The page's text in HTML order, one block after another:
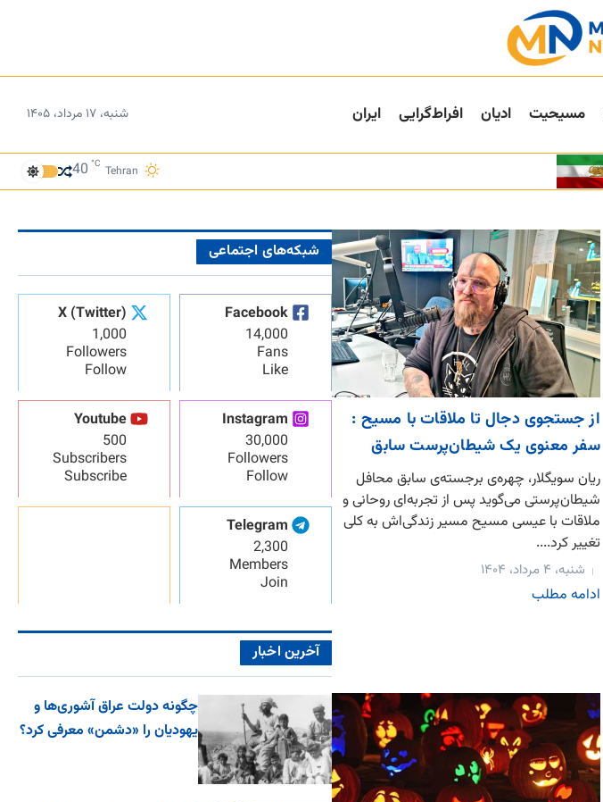
مسیحیت ادیان افراط‌گرایی ایران شنبه، ۱۷ مرداد، ۱۴۰۵
Tehran
40 °C
از جستجوی دجال تا ملاقات با مسیح :
سفر معنوی یک شیطان‌پرست سابق
ریان سویگلار، چهره‌ی برجسته‌ی سابق محافل
شیطان‌پرستی می‌گوید پس از تجربه‌ای روحانی و
ملاقات با عیسی مسیح مسیر زندگی‌اش به کلی
تغییر کرد....
شنبه، ۴ مرداد، ۱۴۰۴
ادامه مطلب
شبکه‌های اجتماعی
Facebook
14,000
Fans
Like
X (Twitter)
1,000
Followers
Follow
Instagram
30,000
Followers
Follow
Youtube
500
Subscribers
Subscribe
Telegram
2,300
Members
Join
آخرین اخبار
چگونه دولت عراق آشوری‌ها و
یهودیان را «دشمن» معرفی کرد؟